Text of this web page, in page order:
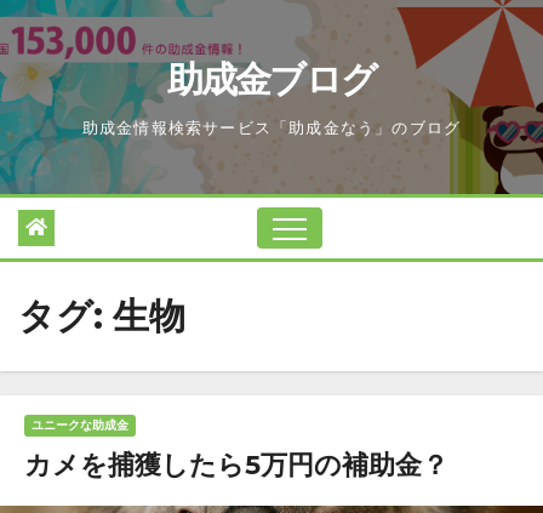
Skip
to
content
助成金ブログ
助成金情報検索サービス「助成金なう」のブログ
タグ: 生物
ユニークな助成金
カメを捕獲したら5万円の補助金？